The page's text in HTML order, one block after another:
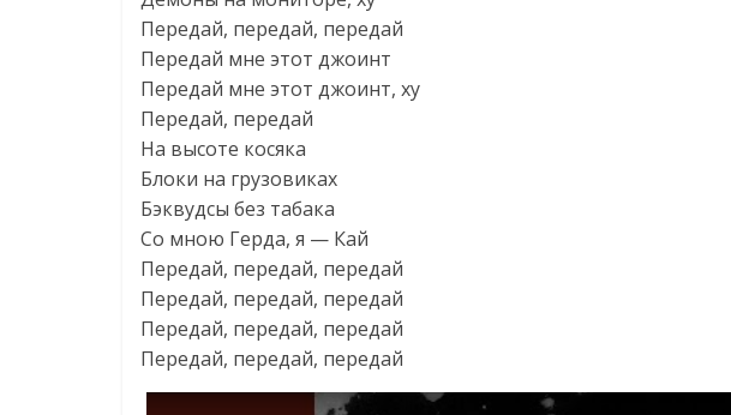
Передай, передай, передай
Передай мне этот джоинт
Передай мне этот джоинт, ху
Передай, передай
На высоте косяка
Блоки на грузовиках
Бэквудсы без табака
Со мною Герда, я — Кай
Передай, передай, передай
Передай, передай, передай
Передай, передай, передай
Передай, передай, передай